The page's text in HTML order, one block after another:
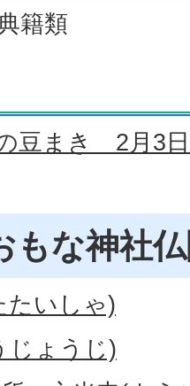
籍類
豆まき＿2月3
もな神社
たいしゃ)
じょうじ)